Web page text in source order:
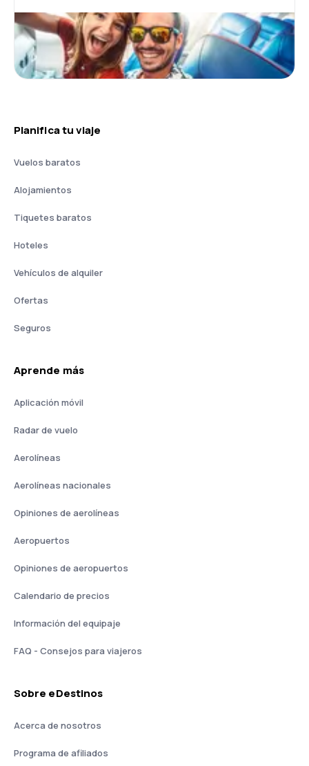
Planifica tu viaje
Vuelos baratos
Alojamientos
Tiquetes baratos
Hoteles
Vehículos de alquiler
Ofertas
Seguros
Aprende más
Aplicación móvil
Radar de vuelo
Aerolíneas
Aerolíneas nacionales
Opiniones de aerolíneas
Aeropuertos
Opiniones de aeropuertos
Calendario de precios
Información del equipaje
FAQ - Consejos para viajeros
Sobre eDestinos
Acerca de nosotros
Programa de afiliados